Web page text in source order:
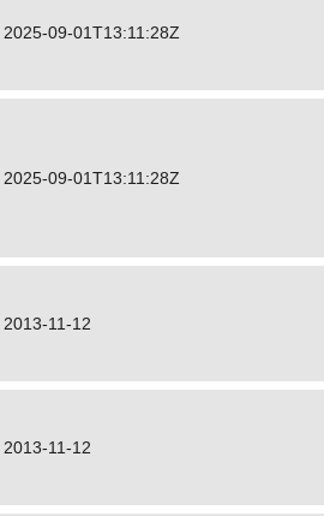
2025-09-01T13:11:28Z
2025-09-01T13:11:28Z
2013-11-12
2013-11-12